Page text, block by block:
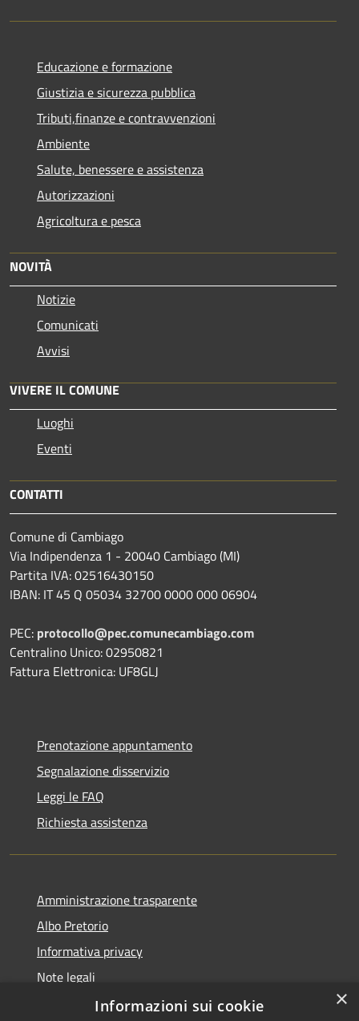
Educazione e formazione
Giustizia e sicurezza pubblica
Tributi,finanze e contravvenzioni
Ambiente
Salute, benessere e assistenza
Autorizzazioni
Agricoltura e pesca
NOVITÀ
Notizie
Comunicati
Avvisi
VIVERE IL COMUNE
Luoghi
Eventi
CONTATTI
Comune di Cambiago
Via Indipendenza 1 - 20040 Cambiago (MI)
Partita IVA: 02516430150
IBAN: IT 45 Q 05034 32700 0000 000 06904
PEC: protocollo@pec.comunecambiago.com
Centralino Unico: 02950821
Fattura Elettronica: UF8GLJ
Prenotazione appuntamento
Segnalazione disservizio
Leggi le FAQ
Richiesta assistenza
Amministrazione trasparente
Albo Pretorio
Informativa privacy
Note legali
Dichiarazione di accessibilità
×
Informazioni sui cookie